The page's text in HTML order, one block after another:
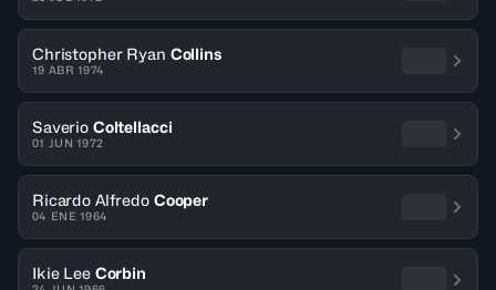
Christopher Ryan Collins
19 ABR 1974
Saverio Coltellacci
01 JUN 1972
Ricardo Alfredo Cooper
04 ENE 1964
Ikie Lee Corbin